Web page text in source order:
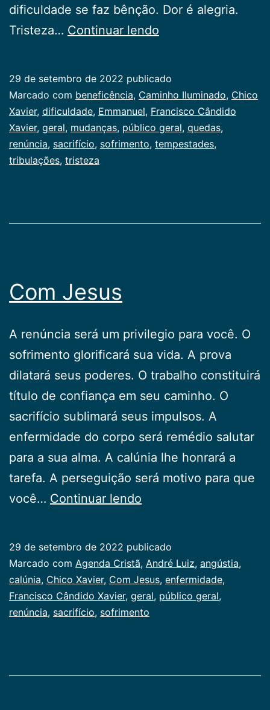
dificuldade se faz bênção. Dor é alegria.
Tristeza… Continuar lendo
29 de setembro de 2022 publicado
Categorizado
como
Publicogeral
Marcado com beneficência, Caminho Iluminado, Chico
Xavier, dificuldade, Emmanuel, Francisco Cândido
Xavier, geral, mudanças, público geral, quedas,
renúncia, sacrifício, sofrimento, tempestades,
tribulações, tristeza
Com Jesus
A renúncia será um privilegio para você. O
sofrimento glorificará sua vida. A prova
dilatará seus poderes. O trabalho constituirá
título de confiança em seu caminho. O
sacrifício sublimará seus impulsos. A
enfermidade do corpo será remédio salutar
para a sua alma. A calúnia lhe honrará a
tarefa. A perseguição será motivo para que
você… Continuar lendo
29 de setembro de 2022 publicado
Categorizado
como
Publicogeral
Marcado com Agenda Cristã, André Luiz, angústia,
calúnia, Chico Xavier, Com Jesus, enfermidade,
Francisco Cândido Xavier, geral, público geral,
renúncia, sacrifício, sofrimento